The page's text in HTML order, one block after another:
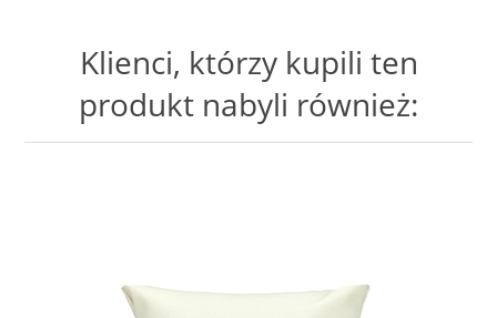
Klienci, którzy kupili ten
produkt nabyli również: